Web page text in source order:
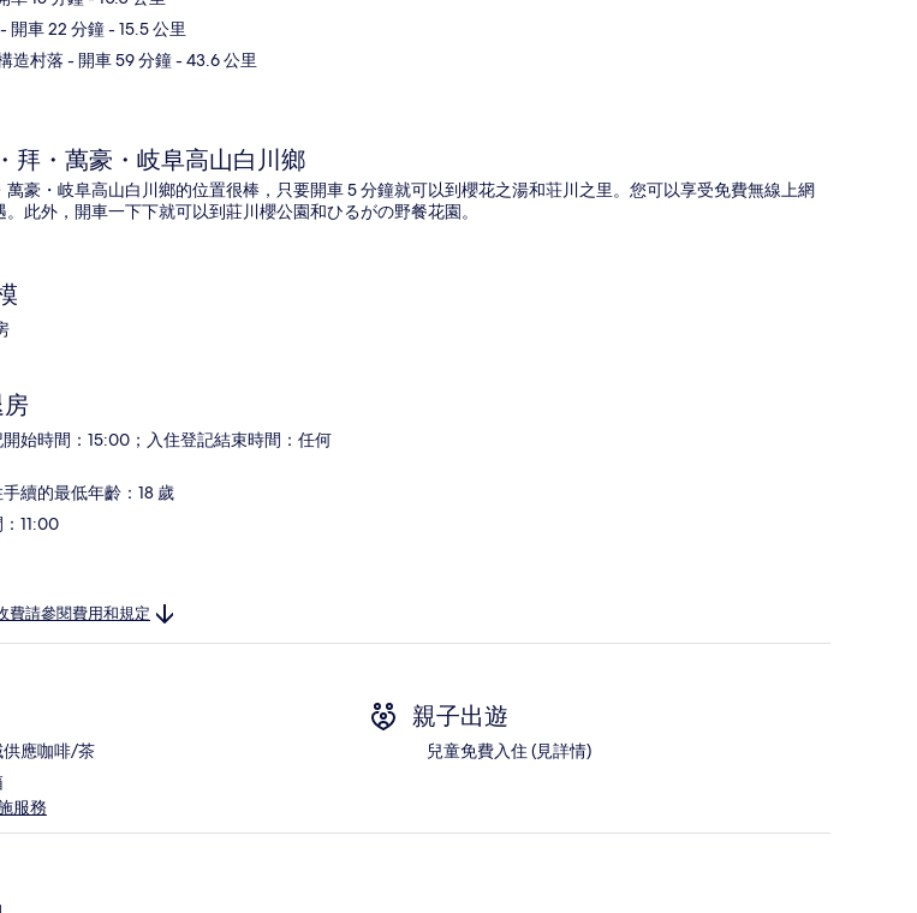
- 開車 22 分鐘- 15.5 公里
造村落 - 開車 59 分鐘- 43.6 公里
拜・萬豪・岐阜高山白川鄉
萬豪・岐阜高山白川鄉的位置很棒，只要開車 5 分鐘就可以到櫻花之湯和荘川之里。您可以享受免費無線上網
此外，開車一下下就可以到莊川櫻公園和ひるがの野餐花園。
開始時間：15:00；入住登記結束時間：任何
續的最低年齡：18 歲
11:00
費請參閱費用和規定
應咖啡/茶
親子出遊
兒童免費入住 (見詳情)
服務